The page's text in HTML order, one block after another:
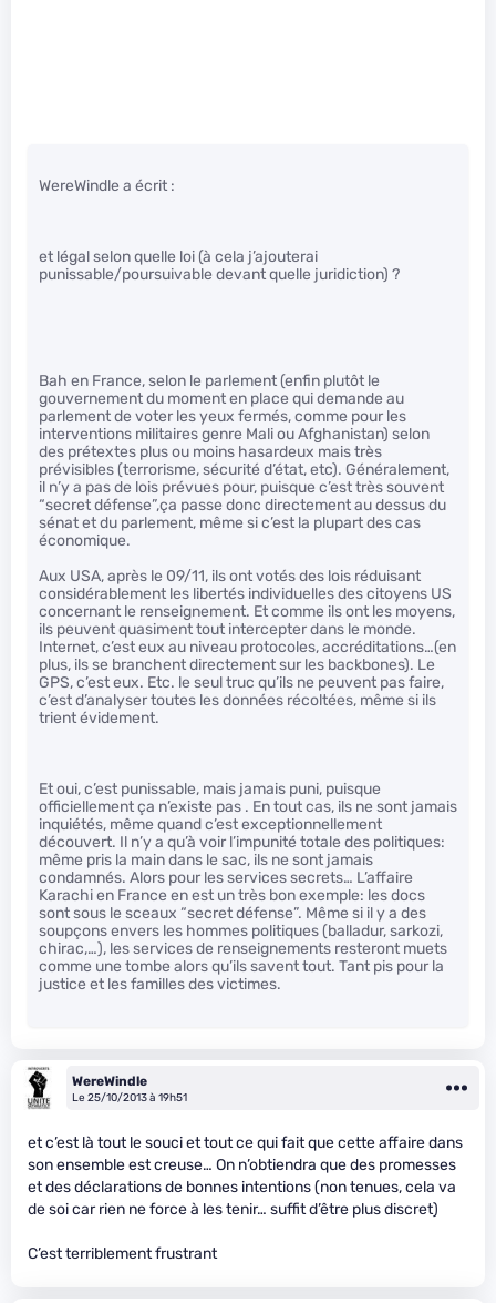
WereWindle a écrit :
et légal selon quelle loi (à cela j’ajouterai
punissable/poursuivable devant quelle juridiction) ?
Bah en France, selon le parlement (enfin plutôt le
gouvernement du moment en place qui demande au
parlement de voter les yeux fermés, comme pour les
interventions militaires genre Mali ou Afghanistan) selon
des prétextes plus ou moins hasardeux mais très
prévisibles (terrorisme, sécurité d’état, etc). Généralement,
il n’y a pas de lois prévues pour, puisque c’est très souvent
“secret défense”,ça passe donc directement au dessus du
sénat et du parlement, même si c’est la plupart des cas
économique.
Aux USA, après le 09/11, ils ont votés des lois réduisant
considérablement les libertés individuelles des citoyens US
concernant le renseignement. Et comme ils ont les moyens,
ils peuvent quasiment tout intercepter dans le monde.
Internet, c’est eux au niveau protocoles, accréditations…(en
plus, ils se branchent directement sur les backbones). Le
GPS, c’est eux. Etc. le seul truc qu’ils ne peuvent pas faire,
c’est d’analyser toutes les données récoltées, même si ils
trient évidement.
Et oui, c’est punissable, mais jamais puni, puisque
officiellement ça n’existe pas . En tout cas, ils ne sont jamais
inquiétés, même quand c’est exceptionnellement
découvert. Il n’y a qu’à voir l’impunité totale des politiques:
même pris la main dans le sac, ils ne sont jamais
condamnés. Alors pour les services secrets… L’affaire
Karachi en France en est un très bon exemple: les docs
sont sous le sceaux “secret défense”. Même si il y a des
soupçons envers les hommes politiques (balladur, sarkozi,
chirac,…), les services de renseignements resteront muets
comme une tombe alors qu’ils savent tout. Tant pis pour la
justice et les familles des victimes.
WereWindle
Le 25/10/2013 à 19h51
et c’est là tout le souci et tout ce qui fait que cette affaire dans
son ensemble est creuse… On n’obtiendra que des promesses
et des déclarations de bonnes intentions (non tenues, cela va
de soi car rien ne force à les tenir… suffit d’être plus discret)
C’est terriblement frustrant